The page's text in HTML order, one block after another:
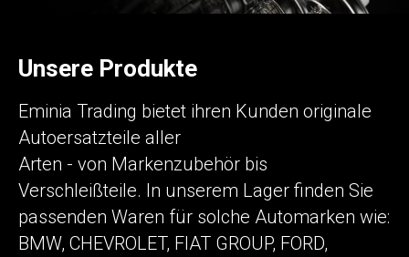
Unsere Produkte
Eminia Trading bietet ihren Kunden originale
Autoersatzteile aller
Arten - von Markenzubehör bis
Verschleißteile. In unserem Lager finden Sie
passenden Waren für solche Automarken wie:
BMW, CHEVROLET, FIAT GROUP, FORD,